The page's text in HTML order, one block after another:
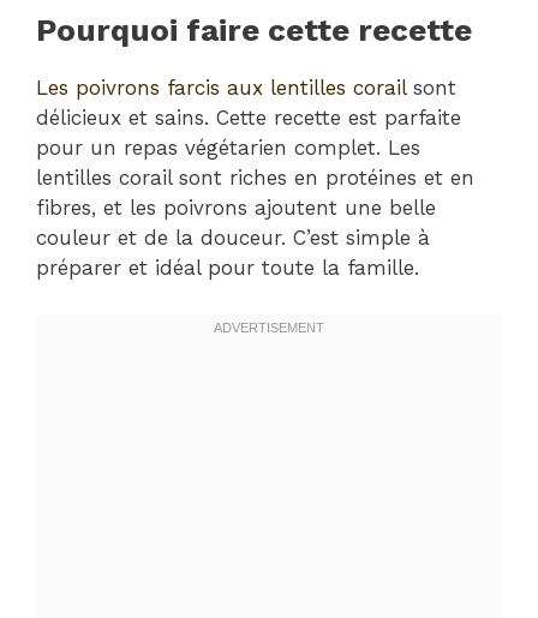
Pourquoi faire cette recette
Les poivrons farcis aux lentilles corailsont
délicieux et sains. Cette recette est parfaite
pour un repas végétarien complet. Les
lentilles corail sont riches en protéines et en
fibres, et les poivrons ajoutent une belle
couleur et de la douceur. C’est simple à
préparer et idéal pour toute la famille.